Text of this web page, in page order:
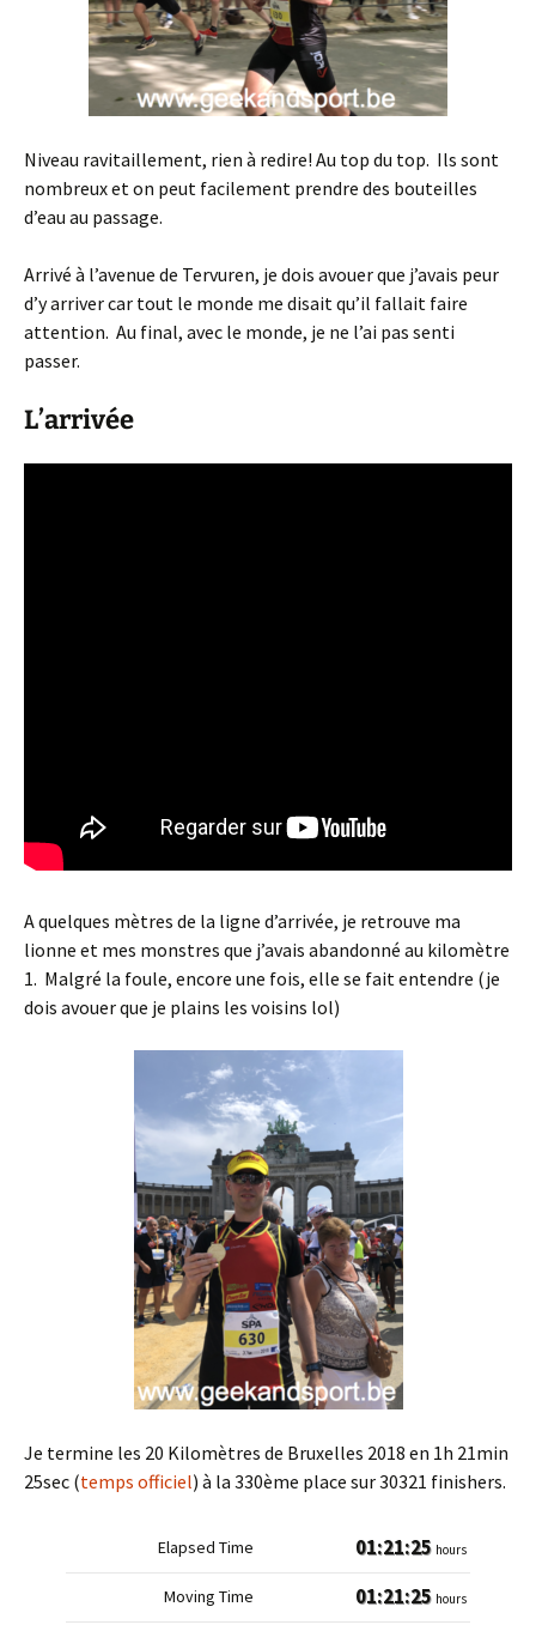
Niveau ravitaillement, rien à redire! Au top du top. Ils sont
nombreux et on peut facilement prendre des bouteilles
d’eau au passage.
Arrivé à l’avenue de Tervuren, je dois avouer que j’avais peur
d’y arriver car tout le monde me disait qu’il fallait faire
attention. Au final, avec le monde, je ne l’ai pas senti
passer.
L’arrivée
A quelques mètres de la ligne d’arrivée, je retrouve ma
lionne et mes monstres que j’avais abandonné au kilomètre
1. Malgré la foule, encore une fois, elle se fait entendre (je
dois avouer que je plains les voisins lol)
Je termine les 20 Kilomètres de Bruxelles 2018 en 1h 21min
25sec (temps officiel) à la 330ème place sur 30321 finishers.
01:21:25 hours
01:21:25 hours